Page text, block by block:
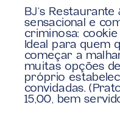
BJ’s
sensacional e
criminosa:
Ideal para quem
começar a
muitas opções
próprio
convidadas.
15,00, bem